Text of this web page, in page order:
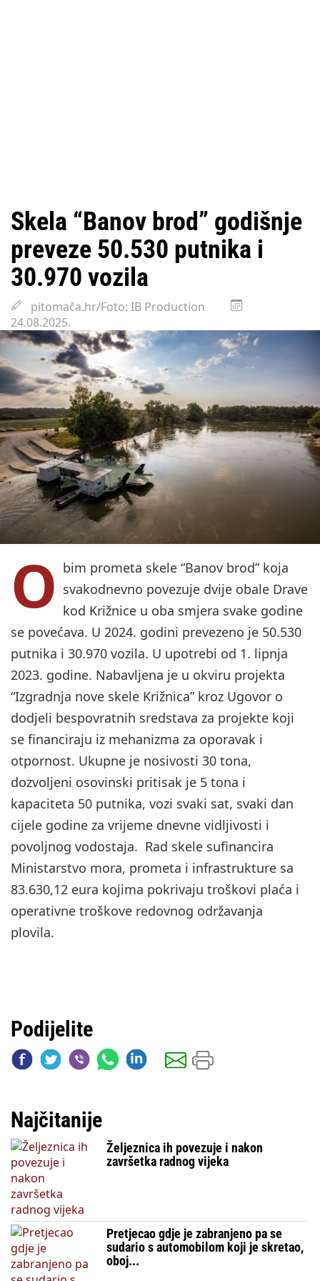
Skela “Banov brod” godišnje
preveze 50.530 putnika i
30.970 vozila
pitomača.hr/Foto: IB Production
24.08.2025.
O bim prometa skele “Banov brod” koja
svakodnevno povezuje dvije obale Drave
kod Križnice u oba smjera svake godine
se povećava. U 2024. godini prevezeno je 50.530
putnika i 30.970 vozila. U upotrebi od 1. lipnja
2023. godine. Nabavljena je u okviru projekta
“Izgradnja nove skele Križnica” kroz Ugovor o
dodjeli bespovratnih sredstava za projekte koji
se financiraju iz mehanizma za oporavak i
otpornost. Ukupne je nosivosti 30 tona,
dozvoljeni osovinski pritisak je 5 tona i
kapaciteta 50 putnika, vozi svaki sat, svaki dan
cijele godine za vrijeme dnevne vidljivosti i
povoljnog vodostaja. Rad skele sufinancira
Ministarstvo mora, prometa i infrastrukture sa
83.630,12 eura kojima pokrivaju troškovi plaća i
operativne troškove redovnog održavanja
plovila.
Podijelite
Najčitanije
Željeznica ih povezuje i nakon
završetka radnog vijeka
Pretjecao gdje je zabranjeno pa se
sudario s automobilom koji je skretao,
oboj...